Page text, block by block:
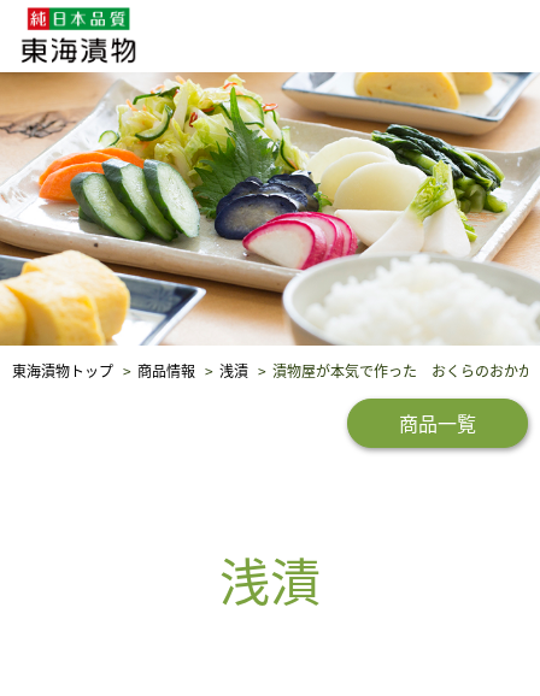
企業・採用情報 社会貢献 品質保証
東海漬物トップ 商品情報 浅漬 漬物屋が本気で作った おくらのおかか
商品一覧
浅漬